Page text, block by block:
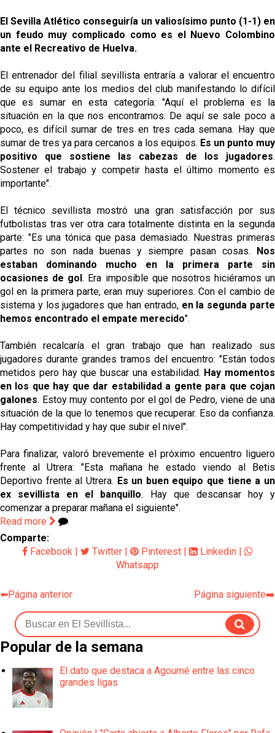
El Sevilla continúa con despidos y rechaza una
oferta de 420 millones por el club
para el ataque nervionense
El Sevilla Atlético conseguiría un valiosísimo punto (1-1) en
un feudo muy complicado como es el Nuevo Colombino
ante el Recreativo de Huelva.
El entrenador del filial sevillista entraría a valorar el encuentro
de su equipo ante los medios del club manifestando lo difícil
que es sumar en esta categoría: "Aquí el problema es la
situación en la que nos encontramos. De aquí se sale poco a
poco, es difícil sumar de tres en tres cada semana. Hay que
sumar de tres ya para cercanos a los equipos. Es un punto muy
positivo que sostiene las cabezas de los jugadores.
Sostener el trabajo y competir hasta el último momento es
importante".
El técnico sevillista mostró una gran satisfacción por sus
futbolistas tras ver otra cara totalmente distinta en la segunda
parte: "Es una tónica que pasa demasiado. Nuestras primeras
partes no son nada buenas y siempre pasan cosas.
Nos
estaban dominando mucho en la primera parte sin
ocasiones de gol. Era imposible que nosotros hiciéramos un
gol en la primera parte, eran muy superiores. Con el cambio de
sistema y los jugadores que han entrado, en la segunda parte
hemos encontrado el empate merecido".
También recalcaría el gran trabajo que han realizado sus
jugadores durante grandes tramos del encuentro: "Están todos
metidos pero hay que buscar una estabilidad. Hay momentos
en los que hay que dar estabilidad a gente para que cojan
galones. Estoy muy contento por el gol de Pedro, viene de una
situación de la que lo tenemos que recuperar. Eso da confianza.
Hay competitividad y hay que subir el nivel".
Para finalizar, valoró brevemente el próximo encuentro liguero
frente al Utrera: "Esta mañana he estado viendo al Betis
Deportivo frente al Utrera. Es un buen equipo que tiene a un
ex sevillista en el banquillo. Hay que descansar hoy y
comenzar a preparar mañana el siguiente".
Read more
Comparte:
Facebook
Twitter Pinterest Linkedin
Whatsapp
⬅️Página anterior Página siguiente➡️
Popular de la semana
El dato que destaca a Agoumé entre las cinco
grandes ligas